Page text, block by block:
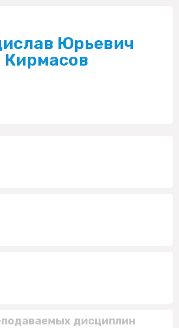
Юрьевич
Кирмасов
дисциплин